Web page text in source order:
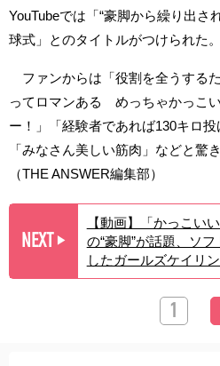
YouTubeでは「“豪脚から繰り出さ
球式」とのタイトルがつけられた。
ファンからは「役割を全うする
ってロマンある めっちゃかっこ
ー！」「経験者であれば130キロ投
「みなさん美しい筋肉」などと驚
（THE ANSWER編集部）
NEXT ▶︎
【動画】「かっこ
の“豪脚”が話題、ソ
したガールズケイリ
1